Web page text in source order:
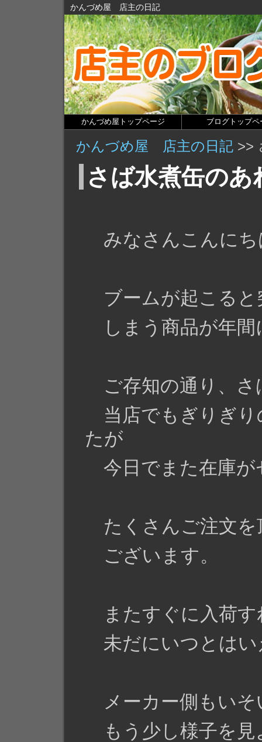
かんづめ屋 店主の日記
かんづめ屋 店主の日記 >>
さば水煮缶の
みなさんこんにち
ブームが起こると
しまう商品が年間
ご存知の通り、さ
当店でもぎりぎり
たが
今日でまた在庫が
たくさんご注文を
ございます。
またすぐに入荷す
未だにいつとはい
メーカー側もいそ
もう少し様子を見
かんづめ屋トップページ ブログトップペ